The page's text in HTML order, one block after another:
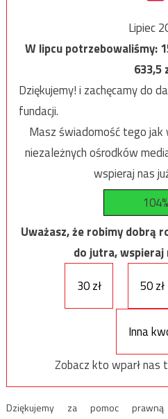
Lipiec
W lipcu potrzebowaliśmy:
633,5
Dziękujemy! i zachęcamy do
fundacji.
Masz świadomość tego
niezależnych ośrodków
wspieraj nas
104%
Uważasz, że robimy dobrą
do jutra, wspieraj
30 zł
50 zł
Inna
Zobacz kto wparł nas
Dziękujemy za pomoc